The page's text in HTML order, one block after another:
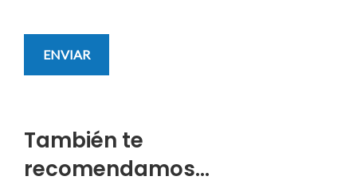
También te
recomendamos…